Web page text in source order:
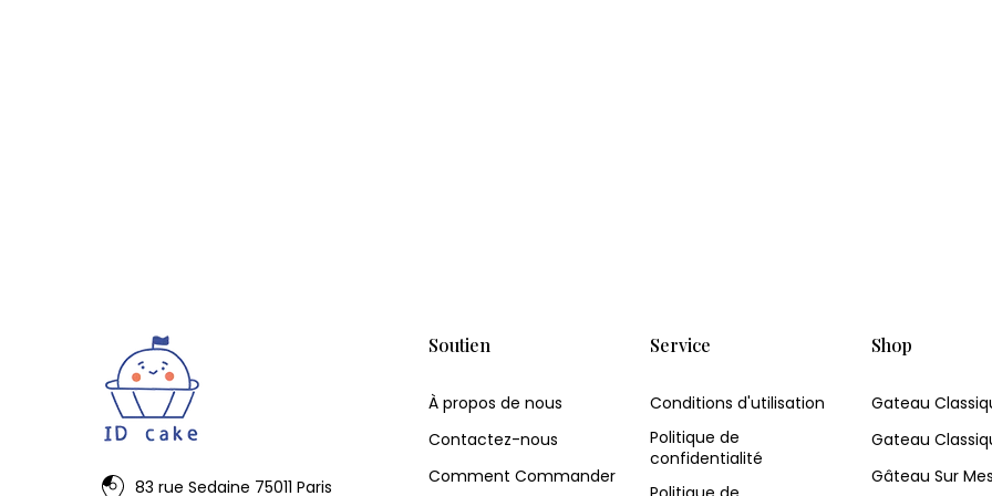
83 rue Sedaine 75011 Paris
Soutien
À propos de nous
Contactez-nous
Comment Commander
Service
Conditions d'utilisation
Politique de
confidentialité
Shop
Gateau
Gateau
Gâteau Sur